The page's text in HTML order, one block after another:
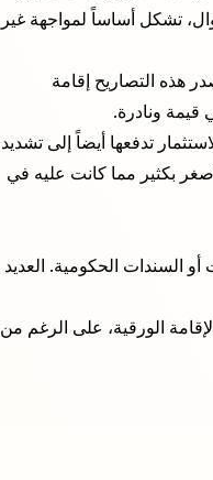
تشكل أساساً لمواجهة غير
هذه التصاريح إقامة
ونادرة.
تدفعها أيضاً إلى تشديد
الإقامة عن طريق الاستثمار. إن مجموعة الإقامات الورقية القابلة للتطبيق في عام 2026 أصغر بكثير مما كانت عليه في
السندات الحكومية. العديد
الورقية، على الرغم من